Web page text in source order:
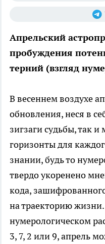
Апрельский
пробуждения
терний (взгляд
В весеннем воздухе
обновления, неся в
зигзаги судьбы, так
горизонты для
знании, будь то
твердо укоренено
кода,
на траекторию
нумерологическом
3, 7, 2 или 9, апрель